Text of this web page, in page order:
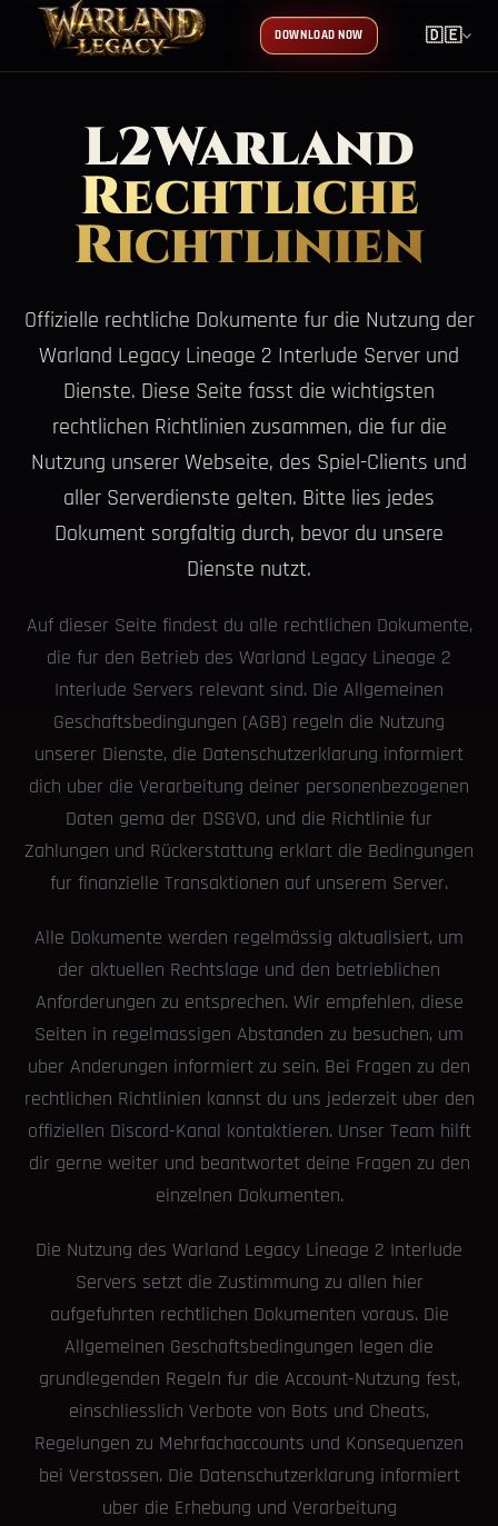
DOWNLOAD NOW 🇩🇪
L2Warland
Rechtliche
Richtlinien
Offizielle rechtliche Dokumente fur die Nutzung der
Warland Legacy Lineage 2 Interlude Server und
Dienste. Diese Seite fasst die wichtigsten
rechtlichen Richtlinien zusammen, die fur die
Nutzung unserer Webseite, des Spiel-Clients und
aller Serverdienste gelten. Bitte lies jedes
Dokument sorgfaltig durch, bevor du unsere
Dienste nutzt.
Auf dieser Seite findest du alle rechtlichen Dokumente,
die fur den Betrieb des Warland Legacy Lineage 2
Interlude Servers relevant sind. Die Allgemeinen
Geschaftsbedingungen (AGB) regeln die Nutzung
unserer Dienste, die Datenschutzerklarung informiert
dich uber die Verarbeitung deiner personenbezogenen
Daten gema der DSGVO, und die Richtlinie fur
Zahlungen und Rückerstattung erklart die Bedingungen
fur finanzielle Transaktionen auf unserem Server.
Alle Dokumente werden regelmässig aktualisiert, um
der aktuellen Rechtslage und den betrieblichen
Anforderungen zu entsprechen. Wir empfehlen, diese
Seiten in regelmassigen Abstanden zu besuchen, um
uber Anderungen informiert zu sein. Bei Fragen zu den
rechtlichen Richtlinien kannst du uns jederzeit uber den
offiziellen Discord-Kanal kontaktieren. Unser Team hilft
dir gerne weiter und beantwortet deine Fragen zu den
einzelnen Dokumenten.
Die Nutzung des Warland Legacy Lineage 2 Interlude
Servers setzt die Zustimmung zu allen hier
aufgefuhrten rechtlichen Dokumenten voraus. Die
Allgemeinen Geschaftsbedingungen legen die
grundlegenden Regeln fur die Account-Nutzung fest,
einschliesslich Verbote von Bots und Cheats,
Regelungen zu Mehrfachaccounts und Konsequenzen
bei Verstossen. Die Datenschutzerklarung informiert
uber die Erhebung und Verarbeitung